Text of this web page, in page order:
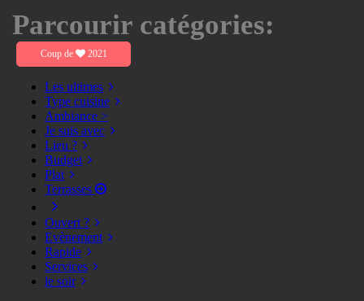
Parcourir catégories:
Coup de 2021
Les ultimes
Type cuisine
Ambiance >
Je suis avec
Lieu ?
Budget
Plat
Terrasses
Ouvert ?
Evènement
Rapide
Services
le soir